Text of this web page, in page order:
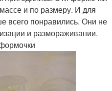
и по размеру. И для
всего понравились. Они не
и размораживании.